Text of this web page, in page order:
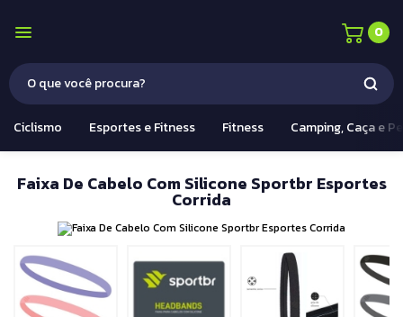
0
Ciclismo Esportes e Fitness Fitness Camping, Caça e
Faixa De Cabelo Com Silicone Sportbr Esportes
Corrida